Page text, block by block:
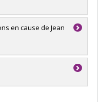
en cause de Jean